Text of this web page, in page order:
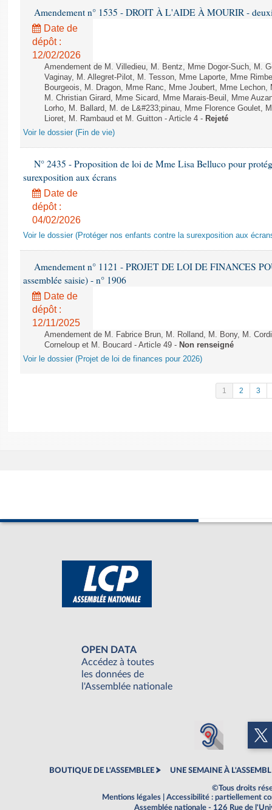
Amendement n° 1535 - DROIT À L'AIDE À MOURIR -
Date de
dépôt :
12/02/2026
Amendement de M. Villedieu, M. Bentz, Mme Dogor-Such, M.
Vaginay, M. Allegret-Pilot, M. Tesson, Mme Laporte, Mme
Bourgeois, M. Dragon, Mme Ranc, Mme Joubert, Mme
M. Christian Girard, Mme Sicard, Mme Marais-Beuil, Mme
Lorho, M. Ballard, M. de L&#233;pinau, Mme Florence Goulet,
Lioret, M. Rambaud et M. Guitton - Article 4 - Rejeté
Voir le dossier (Fin de vie)
N° 2435 - Proposition de loi de Mme Lisa Belluco pour
surexposition aux écrans
Date de
dépôt :
04/02/2026
Voir le dossier (Protéger nos enfants contre la surexposition aux
Amendement n° 1121 - PROJET DE LOI DE FINANCES
assemblée saisie) - n° 1906
Date de
dépôt :
12/11/2025
Amendement de M. Fabrice Brun, M. Rolland, M. Bony, M.
Corneloup et M. Boucard - Article 49 - Non renseigné
Voir le dossier (Projet de loi de finances pour 2026)
1 2 3
OPEN DATA
Accédez à toutes
les données de
l'Assemblée nationale
BOUTIQUE DE L'ASSEMBLEE UNE SEMAINE À
©Tous droits
Mentions légales
Accessibilité : partiellement
Assemblée nationale - 126 Rue de